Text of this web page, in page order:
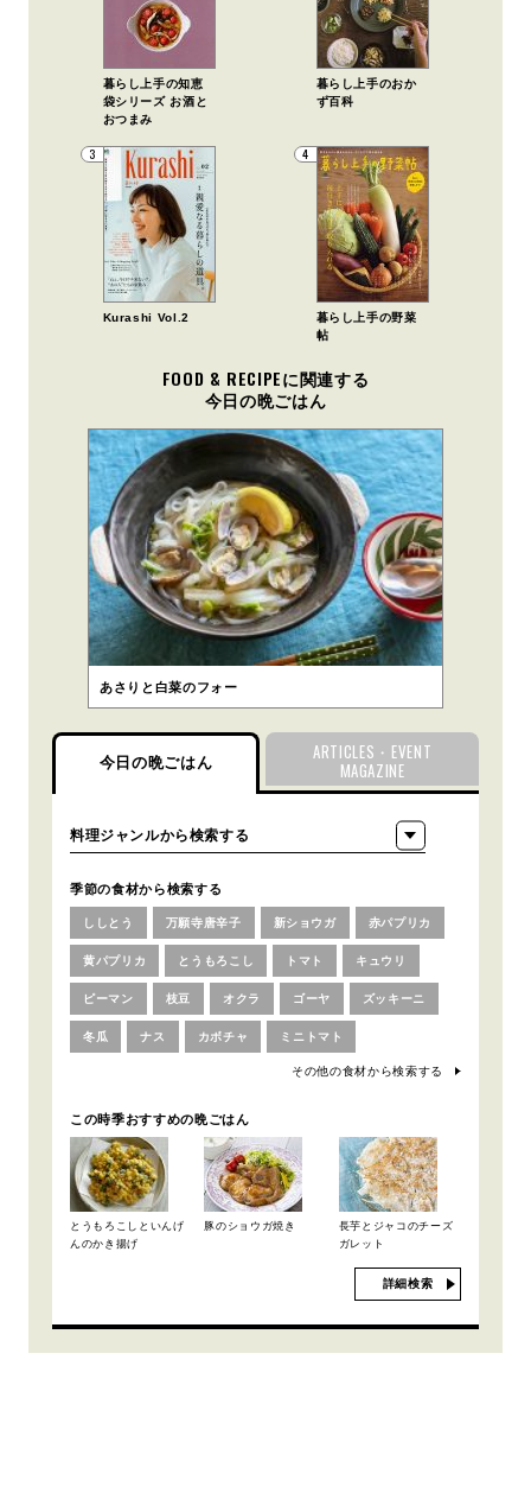
暮らし上手の知恵
袋シリーズ お酒と
おつまみ
暮らし上手のおか
ず百科
3
Kurashi Vol.2
4
暮らし上手の野菜
帖
FOOD & RECIPEに関連する
今日の晩ごはん
あさりと白菜のフォー
今日の晩ごはん
ARTICLES・EVENT
MAGAZINE
季節の食材から検索する
ししとう 万願寺唐辛子 新ショウガ 赤パプリカ
黄パプリカ とうもろこし トマト キュウリ
ピーマン 枝豆 オクラ ゴーヤ ズッキーニ
冬瓜 ナス カボチャ ミニトマト
その他の食材から検索する
この時季おすすめの晩ごはん
とうもろこしといんげ
んのかき揚げ
豚のショウガ焼き
長芋とジャコのチーズ
ガレット
詳細検索